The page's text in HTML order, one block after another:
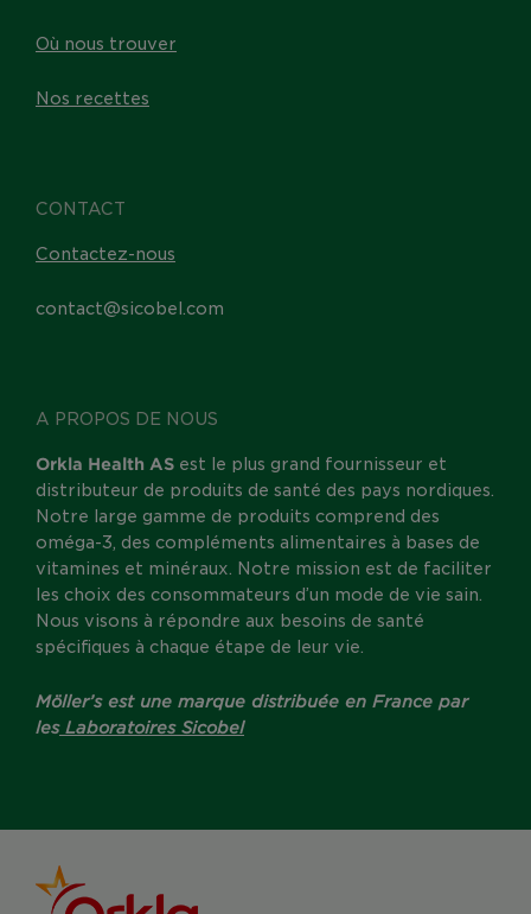
A PROPOS DE NOUS
Orkla Health AS est le plus grand fournisseur et
distributeur de produits de santé des pays nordiques.
Notre large gamme de produits comprend des
oméga-3, des compléments alimentaires à bases de
vitamines et minéraux. Notre mission est de faciliter
les choix des consommateurs d’un mode de vie sain.
Nous visons à répondre aux besoins de santé
spécifiques à chaque étape de leur vie.
Möller’s est une marque distribuée en France par
lesLaboratoires Sicobel
Où nous trouver
Nos recettes
CONTACT
Contactez-nous
contact@sicobel.com